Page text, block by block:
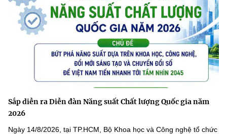
Sắp diễn ra Diễn đàn Năng suất Chất lượng Quốc gia năm
2026
Ngày 14/8/2026, tại TP.HCM, Bộ Khoa học và Công nghệ tổ chức